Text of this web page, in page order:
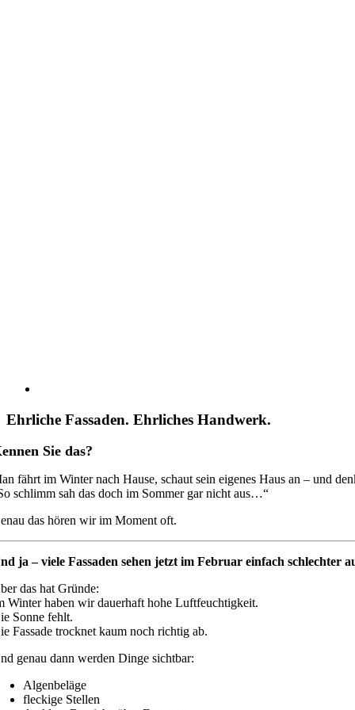
Ehrliche Fassaden. Ehrliches Handwerk.
Sie das?
fährt im Winter nach Hause, schaut sein eigenes Haus an – und
schlimm sah das doch im Sommer gar nicht aus…“
das hören wir im Moment oft.
ja – viele Fassaden sehen jetzt im Februar einfach schlechter
das hat Gründe:
Winter haben wir dauerhaft hohe Luftfeuchtigkeit.
Sonne fehlt.
Fassade trocknet kaum noch richtig ab.
genau dann werden Dinge sichtbar:
Algenbeläge
fleckige Stellen